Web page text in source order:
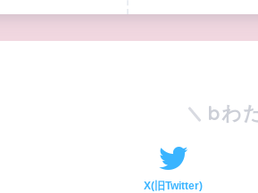
bわ
X(旧Twitter)